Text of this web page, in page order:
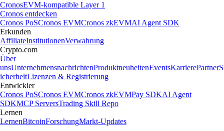
CronosEVM-kompatible Layer 1
Cronos entdecken
Cronos PoSCronos EVMCronos zkEVMAI Agent SDK
Erkunden
AffiliateInstitutionenVerwahrung
Crypto.com
Über
unsUnternehmensnachrichtenProduktneuheitenEventsKarrierePartnerS
icherheitLizenzen & Registrierung
Entwickler
Cronos PoSCronos EVMCronos zkEVMPay SDKAI Agent
SDKMCP ServersTrading Skill Repo
Lernen
LernenBitcoinForschungMarkt-Updates